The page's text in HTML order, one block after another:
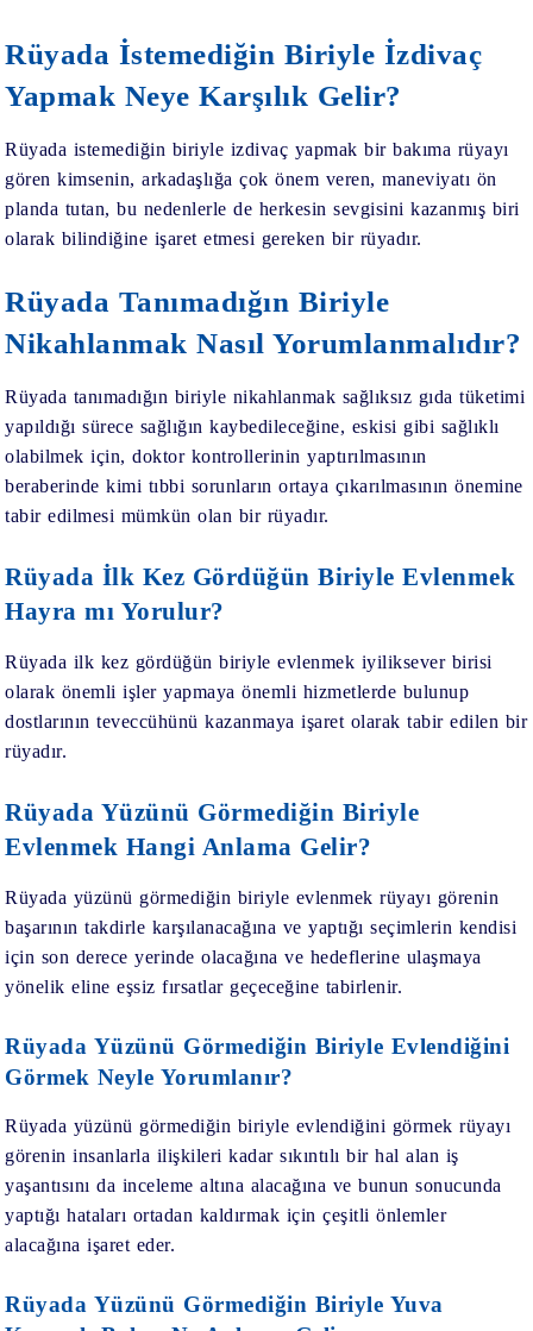
Rüyada İstemediğin Biriyle İzdivaç
Yapmak Neye Karşılık Gelir?
Rüyada istemediğin biriyle izdivaç yapmak bir bakıma rüyayı
gören kimsenin, arkadaşlığa çok önem veren, maneviyatı ön
planda tutan, bu nedenlerle de herkesin sevgisini kazanmış biri
olarak bilindiğine işaret etmesi gereken bir rüyadır.
Rüyada Tanımadığın Biriyle
Nikahlanmak Nasıl Yorumlanmalıdır?
Rüyada tanımadığın biriyle nikahlanmak sağlıksız gıda tüketimi
yapıldığı sürece sağlığın kaybedileceğine, eskisi gibi sağlıklı
olabilmek için, doktor kontrollerinin yaptırılmasının
beraberinde kimi tıbbi sorunların ortaya çıkarılmasının önemine
tabir edilmesi mümkün olan bir rüyadır.
Rüyada İlk Kez Gördüğün Biriyle Evlenmek
Hayra mı Yorulur?
Rüyada ilk kez gördüğün biriyle evlenmek iyiliksever birisi
olarak önemli işler yapmaya önemli hizmetlerde bulunup
dostlarının teveccühünü kazanmaya işaret olarak tabir edilen bir
rüyadır.
Rüyada Yüzünü Görmediğin Biriyle
Evlenmek Hangi Anlama Gelir?
Rüyada yüzünü görmediğin biriyle evlenmek rüyayı görenin
başarının takdirle karşılanacağına ve yaptığı seçimlerin kendisi
için son derece yerinde olacağına ve hedeflerine ulaşmaya
yönelik eline eşsiz fırsatlar geçeceğine tabirlenir.
Rüyada Yüzünü Görmediğin Biriyle Evlendiğini
Görmek Neyle Yorumlanır?
Rüyada yüzünü görmediğin biriyle evlendiğini görmek rüyayı
görenin insanlarla ilişkileri kadar sıkıntılı bir hal alan iş
yaşantısını da inceleme altına alacağına ve bunun sonucunda
yaptığı hataları ortadan kaldırmak için çeşitli önlemler
alacağına işaret eder.
Rüyada Yüzünü Görmediğin Biriyle Yuva